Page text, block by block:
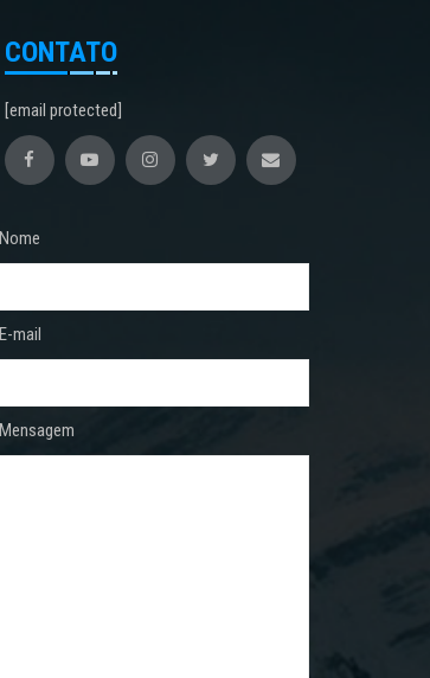
CONTATO
[email protected]
Nome
E-mail
Mensagem